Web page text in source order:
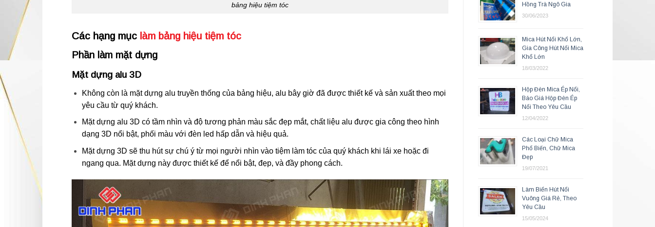
bảng hiệu tiệm tóc
Các hạng mục làm bảng hiệu tiệm tóc
Phần làm mặt dựng
Mặt dựng alu 3D
Không còn là mặt dựng alu truyền thống của bảng hiệu, alu bây giờ đã được thiết kế và sản xuất theo mọi
yêu cầu từ quý khách.
Mặt dựng alu 3D có tầm nhìn và độ tương phản màu sắc đẹp mắt, chất liệu alu được gia công theo hình
dạng 3D nổi bật, phối màu với đèn led hấp dẫn và hiệu quả.
Mặt dựng 3D sẽ thu hút sự chú ý từ mọi người nhìn vào tiệm làm tóc của quý khách khi lái xe hoặc đi
ngang qua. Mặt dựng này được thiết kế để nổi bật, đẹp, và đầy phong cách.
Hồng Trà Ngô Gia
30/06/2023
Mica Hút Nổi Khổ Lớn,
Gia Công Hút Nổi Mica
Khổ Lớn
18/03/2022
Hộp Đèn Mica Ép Nổi,
Báo Giá Hộp Đèn Ép
Nổi Theo Yêu Cầu
12/04/2022
Các Loại Chữ Mica
Phổ Biến, Chữ Mica
Đẹp
19/07/2021
Làm Biển Hút Nổi
Vuông Giá Rẻ, Theo
Yêu Cầu
15/05/2024